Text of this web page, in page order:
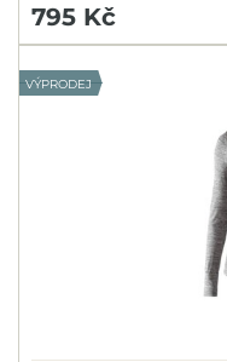
795 Kč
VÝPRODEJ